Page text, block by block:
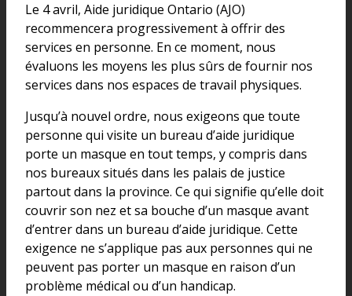
Le 4 avril, Aide juridique Ontario (AJO)
recommencera progressivement à offrir des
services en personne. En ce moment, nous
évaluons les moyens les plus sûrs de fournir nos
services dans nos espaces de travail physiques.
Jusqu’à nouvel ordre, nous exigeons que toute
personne qui visite un bureau d’aide juridique
porte un masque en tout temps, y compris dans
nos bureaux situés dans les palais de justice
partout dans la province. Ce qui signifie qu’elle doit
couvrir son nez et sa bouche d’un masque avant
d’entrer dans un bureau d’aide juridique. Cette
exigence ne s’applique pas aux personnes qui ne
peuvent pas porter un masque en raison d’un
problème médical ou d’un handicap.